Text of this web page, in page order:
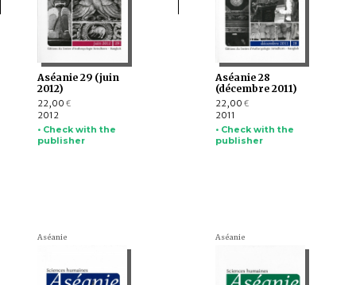
Aséanie 29 (juin
2012)
22,00 €
2012
• Check with the
publisher
Aséanie 28
(décembre 2011)
22,00 €
2011
• Check with the
publisher
Aséanie Aséanie